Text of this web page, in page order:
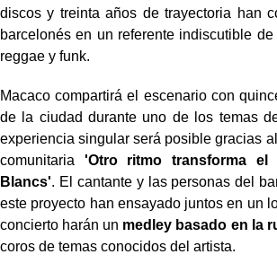
discos y treinta años de trayectoria han
barcelonés en un referente indiscutible
reggae y funk.
Macaco compartirá el escenario con
de la ciudad durante uno de los temas
experiencia singular será posible gracias
comunitaria 'Otro ritmo transforma el
Blancs'. El cantante y las personas del
este proyecto han ensayado juntos en un
concierto harán un medley basado en la
coros de temas conocidos del artista.